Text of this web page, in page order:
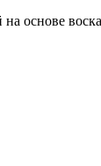
основе